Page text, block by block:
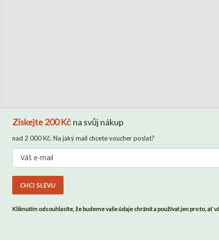
Získejte200 Kčna svůj nákup
nad 2 000 Kč. Na jaký mail chcete voucher poslat?
CHCI SLEVU
Kliknutím odsouhlasíte, že budeme vaše údaje chránit a používat jen pro to, ať